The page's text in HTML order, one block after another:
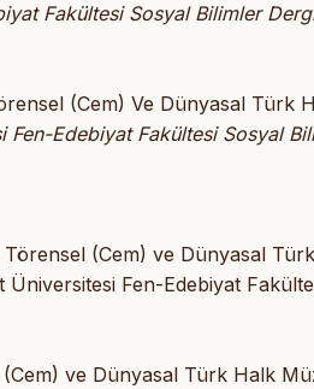
Fakültesi Sosyal Bilimler
(Cem) Ve Dünyasal Türk
Fen-Edebiyat Fakültesi Sosyal
(Cem) ve Dünyasal
Fen-Edebiyat
ve Dünyasal Türk Halk